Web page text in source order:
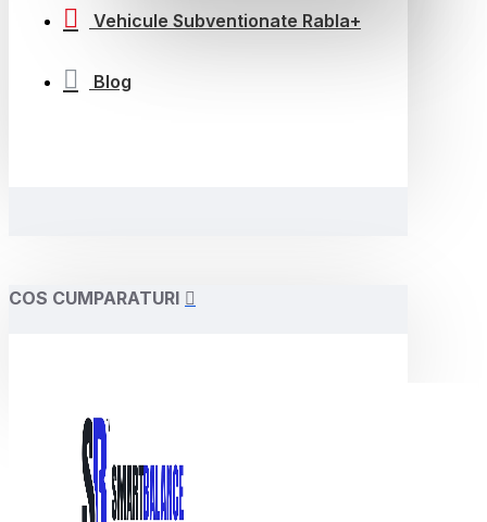
Vehicule Subventionate Rabla+
Blog
COS CUMPARATURI